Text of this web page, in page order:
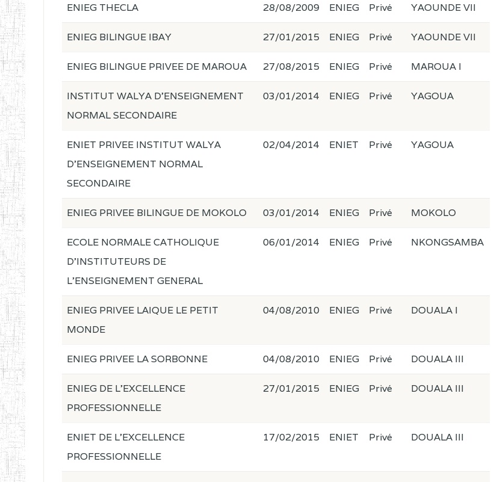
ENIEG THECLA 28/08/2009 ENIEG Privé YAOUNDE VII
ENIEG BILINGUE IBAY 27/01/2015 ENIEG Privé YAOUNDE VII
ENIEG BILINGUE PRIVEE DE MAROUA 27/08/2015 ENIEG Privé MAROUA I
INSTITUT WALYA D'ENSEIGNEMENT
NORMAL SECONDAIRE
03/01/2014 ENIEG Privé YAGOUA
ENIET PRIVEE INSTITUT WALYA
D'ENSEIGNEMENT NORMAL
SECONDAIRE
02/04/2014 ENIET Privé YAGOUA
ENIEG PRIVEE BILINGUE DE MOKOLO 03/01/2014 ENIEG Privé MOKOLO
ECOLE NORMALE CATHOLIQUE
D'INSTITUTEURS DE
L'ENSEIGNEMENT GENERAL
06/01/2014 ENIEG Privé NKONGSAMBA
ENIEG PRIVEE LAIQUE LE PETIT
MONDE
04/08/2010 ENIEG Privé DOUALA I
ENIEG PRIVEE LA SORBONNE 04/08/2010 ENIEG Privé DOUALA III
ENIEG DE L'EXCELLENCE
PROFESSIONNELLE
27/01/2015 ENIEG Privé DOUALA III
ENIET DE L'EXCELLENCE
PROFESSIONNELLE
17/02/2015 ENIET Privé DOUALA III